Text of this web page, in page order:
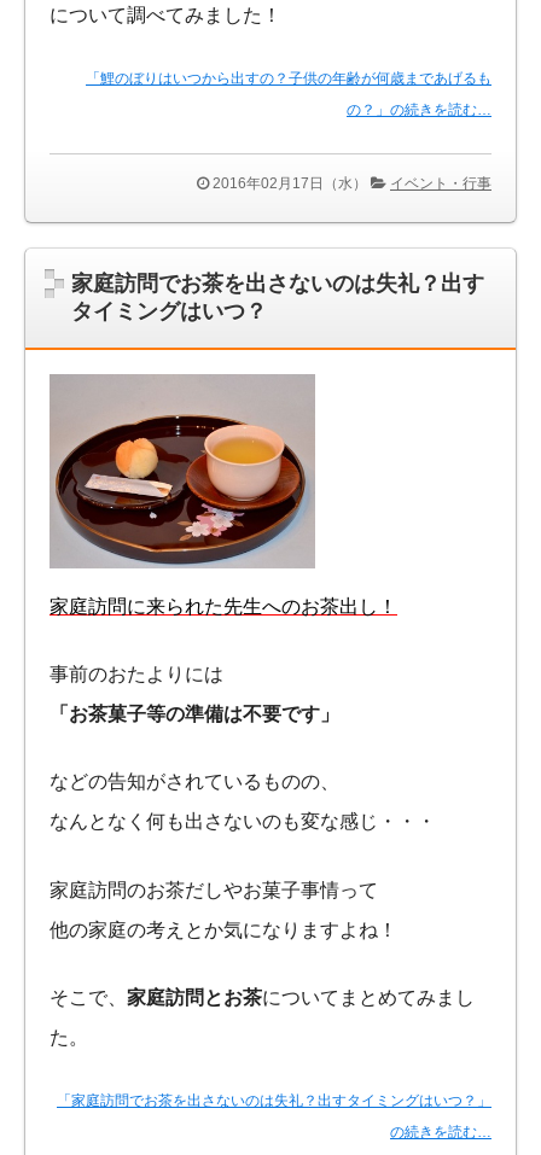
について調べてみました！
「鯉のぼりはいつから出すの？子供の年齢が何歳まであげるも
の？」の続きを読む…
2016年02月17日（水） イベント・行事
家庭訪問でお茶を出さないのは失礼？出す
タイミングはいつ？
家庭訪問に来られた先生へのお茶出し！
事前のおたよりには
「お茶菓子等の準備は不要です」
などの告知がされているものの、
なんとなく何も出さないのも変な感じ・・・
家庭訪問のお茶だしやお菓子事情って
他の家庭の考えとか気になりますよね！
そこで、 家庭訪問とお茶についてまとめてみまし
た。
「家庭訪問でお茶を出さないのは失礼？出すタイミングはいつ？」
の続きを読む…